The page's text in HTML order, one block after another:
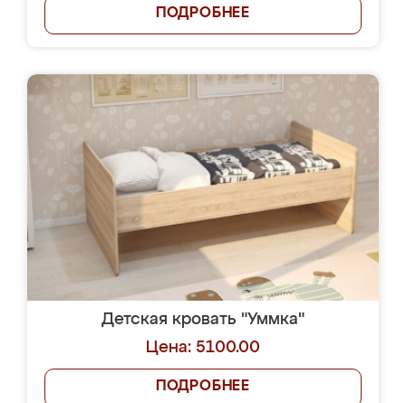
ПОДРОБНЕЕ
Детская кровать "Уммка"
Цена: 5100.00
ПОДРОБНЕЕ